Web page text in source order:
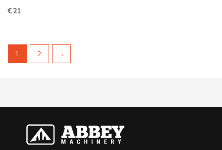
€21
1 2 →